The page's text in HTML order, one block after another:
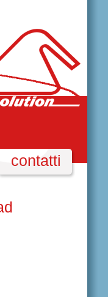
contatti